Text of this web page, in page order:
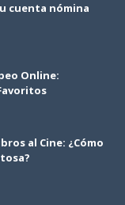
cuenta nómina
Online:
al Cine: ¿Cómo